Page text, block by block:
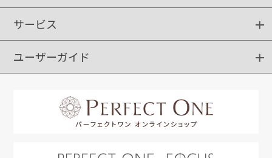
ショッピングガイド
ご注文方法
送料・配送
クーポンご利用方法
サービス
定期購入
ポイントサービス
お知らせメール
ユーザーガイド